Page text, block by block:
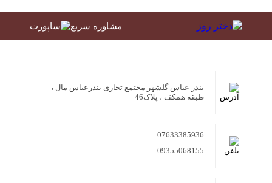
مشاوره سریع
بندر عباس گلشهر مجتمع تجاری بندرعباس مال ،
طبقه همکف ، پلاک46
07633385936
09355068155